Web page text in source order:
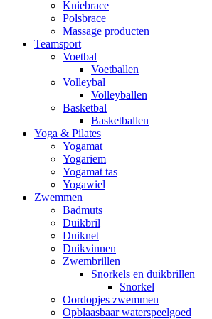
Kniebrace
Polsbrace
Massage producten
Teamsport
Voetbal
Voetballen
Volleybal
Volleyballen
Basketbal
Basketballen
Yoga & Pilates
Yogamat
Yogariem
Yogamat tas
Yogawiel
Zwemmen
Badmuts
Duikbril
Duiknet
Duikvinnen
Zwembrillen
Snorkels en duikbrillen
Snorkel
Oordopjes zwemmen
Opblaasbaar waterspeelgoed